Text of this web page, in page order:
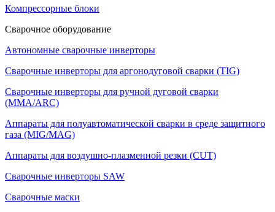
Компрессорные блоки
Сварочное оборудование
Автономные сварочные инверторы
Сварочные инверторы для аргонодуговой сварки (TIG)
Сварочные инверторы для ручной дуговой сварки
(MMA/ARC)
Аппараты для полуавтоматической сварки в среде защитного
газа (MIG/MAG)
Аппараты для воздушно-плазменной резки (CUT)
Сварочные инверторы SAW
Сварочные маски